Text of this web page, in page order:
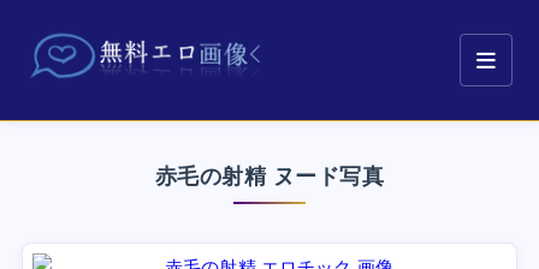
赤毛の射精 ヌード写真